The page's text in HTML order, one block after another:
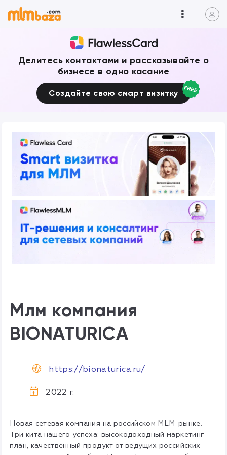
Делитесь контактами и рассказывайте о
бизнесе в одно касание
Создайте свою смарт визитку
Млм компания
BIONATURICA
https://bionaturica.ru/
2022 г.
Новая сетевая компания на российском MLM-рынке.
Три кита нашего успеха: высокодоходный маркетинг-
план, качественный продукт от ведущих российских